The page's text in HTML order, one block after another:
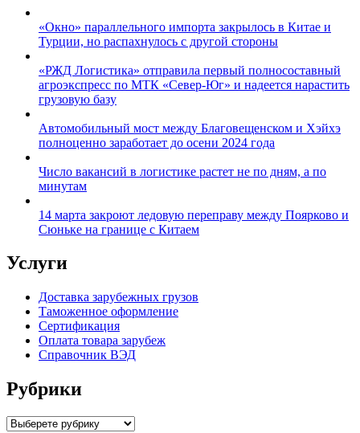
«Окно» параллельного импорта закрылось в Китае и
Турции, но распахнулось с другой стороны
«РЖД Логистика» отправила первый полносоставный
агроэкспресс по МТК «Север-Юг» и надеется нарастить
грузовую базу
Автомобильный мост между Благовещенском и Хэйхэ
полноценно заработает до осени 2024 года
Число вакансий в логистике растет не по дням, а по
минутам
14 марта закроют ледовую переправу между Поярково и
Сюньке на границе с Китаем
Услуги
Доставка зарубежных грузов
Таможенное оформление
Сертификация
Оплата товара зарубеж
Справочник ВЭД
Рубрики
Categories